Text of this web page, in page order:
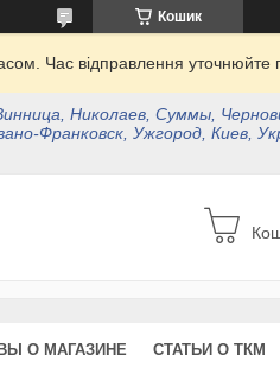
Кошик
Час відправлення уточнюйте
Николаев, Суммы,
Франковск, Ужгород, Киев,
О МАГАЗИНЕ СТАТЬИ О ТКМ